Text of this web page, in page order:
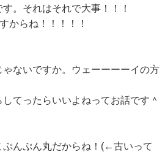
。それはそれで大事！！！
からね！！！！！
ないですか。ウェーーーーイの方
てったらいいよねってお話です＾
んぷん丸だからね！(←古いって